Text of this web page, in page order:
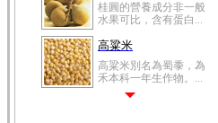
桂圓的營養成分非一般
水果可比，含有蛋白...
高粱米
高粱米別名為蜀黍，為
禾本科一年生作物。...